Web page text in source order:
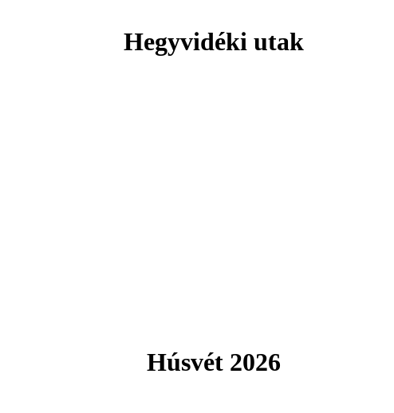
Hegyvidéki utak
Húsvét 2026